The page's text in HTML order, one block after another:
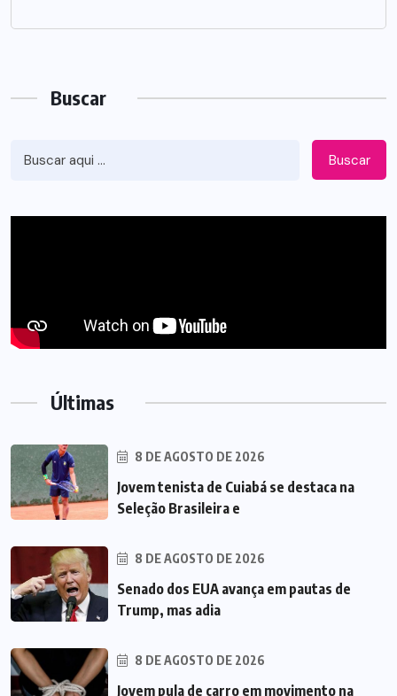
Buscar
Buscar
Últimas
8 DE AGOSTO DE 2026
Jovem tenista de Cuiabá se destaca na
Seleção Brasileira e
8 DE AGOSTO DE 2026
Senado dos EUA avança em pautas de
Trump, mas adia
8 DE AGOSTO DE 2026
Jovem pula de carro em movimento na